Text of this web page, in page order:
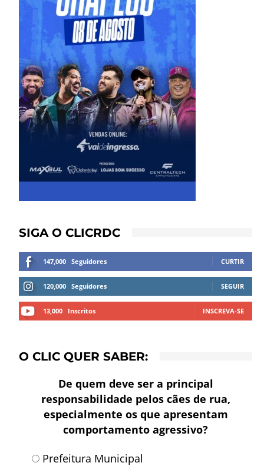
SIGA O CLICRDC
147,000 Seguidores CURTIR
120,000 Seguidores SEGUIR
13,000 Inscritos INSCREVA-SE
O CLIC QUER SABER:
De quem deve ser a principal
responsabilidade pelos cães de rua,
especialmente os que apresentam
comportamento agressivo?
Prefeitura Municipal